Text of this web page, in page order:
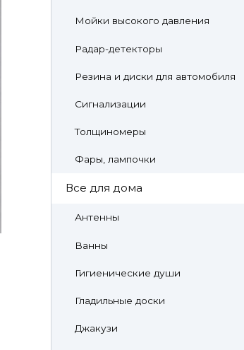
Мойки высокого давления
Радар-детекторы
Резина и диски для автомобиля
Сигнализации
Толщиномеры
Фары, лампочки
Все для дома
Антенны
Ванны
Гигиенические души
Гладильные доски
Джакузи